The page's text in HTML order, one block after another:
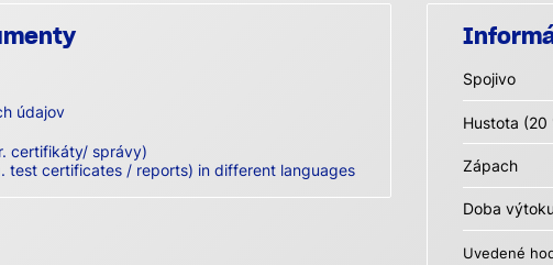
údajov
certifikáty/ správy)
test certificates / reports) in different languages
Spojivo
Hustota (20
Zápach
Doba
Uvedené